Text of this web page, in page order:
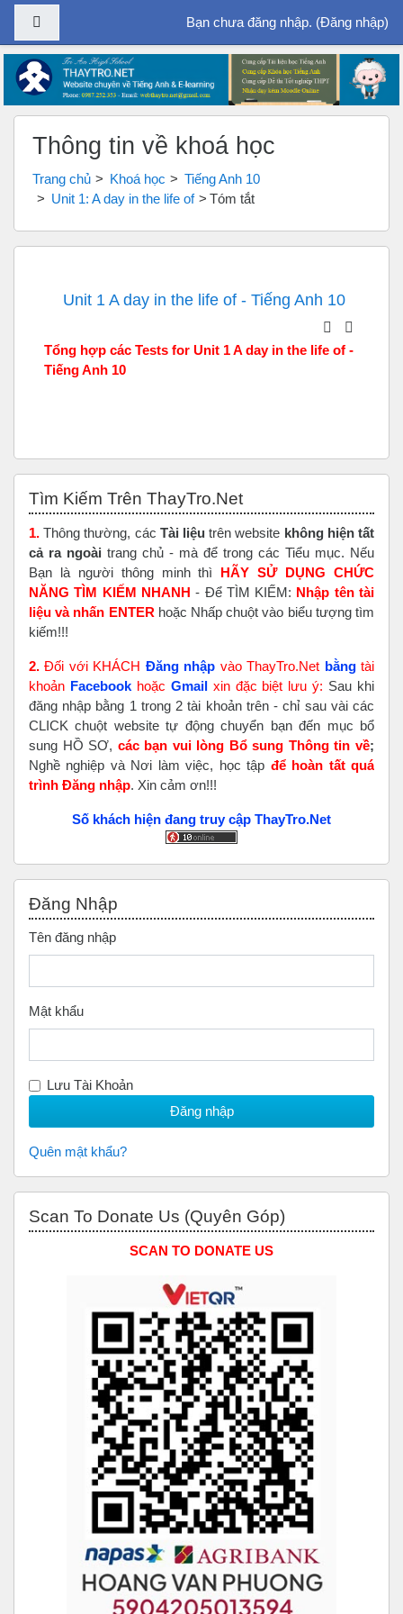
Chuyển tới nội dung chính
Bạn chưa đăng nhập. (Đăng nhập)
Thông tin về khoá học
Trang chủ Khoá học
Tiếng Anh 10
Unit 1: A day in the life of
Tóm tắt
Unit 1 A day in the life of - Tiếng Anh 10
Tổng hợp các Tests for Unit 1 A day in the life of -
Tiếng Anh 10
Tìm Kiếm Trên ThayTro.Net
1. Thông thường, các Tài liệu trên website không hiện tất
cả ra ngoài trang chủ - mà để trong các Tiểu mục. Nếu
Bạn là người thông minh thì HÃY SỬ DỤNG CHỨC
NĂNG TÌM KIẾM NHANH - Để TÌM KIẾM: Nhập tên tài
liệu và nhấn ENTER hoặc Nhấp chuột vào biểu tượng tìm
kiếm!!!
2. Đối với KHÁCH Đăng nhập vào ThayTro.Net bằngtài
khoản Facebook hoặc Gmailxin đặc biệt lưu ý: Sau khi
đăng nhập bằng 1 trong 2 tài khoản trên - chỉ sau vài các
CLICK chuột website tự động chuyển bạn đến mục bổ
sung HỒ SƠ, các bạn vui lòng Bổ sung Thông tin về;
Nghề nghiệp và Nơi làm việc, học tập để hoàn tấtquá
trình Đăng nhập. Xin cảm ơn!!!
Số khách hiện đang truy cập ThayTro.Net
Đăng Nhập
Tên đăng nhập
Mật khẩu
Lưu Tài Khoản
Quên mật khẩu?
Scan To Donate Us (Quyên Góp)
SCAN TO DONATE US